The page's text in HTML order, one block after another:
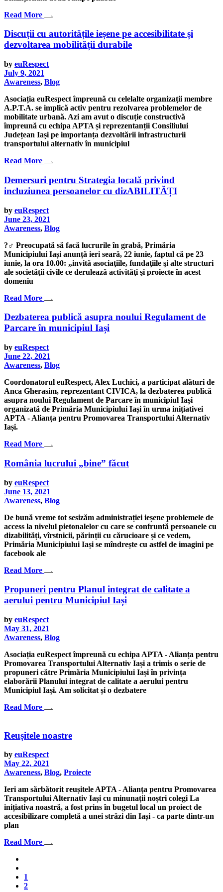
Read More
Discuții cu autoritățile ieșene pe accesibilitate și
dezvoltarea mobilității durabile
by euRespect
July 9, 2021
Awareness, Blog
Asociația euRespect împreună cu celelalte organizații membre
A.P.T.A. se implică activ pentru rezolvarea problemelor de
mobilitate urbană. Azi am avut o discuție constructivă
împreună cu echipa APTA și reprezentanții Consiliului
Județean Iași pe importanța dezvoltării infrastructurii
transportului alternativ în municipiul
Read More
Demersuri pentru Strategia locală privind
incluziunea persoanelor cu dizABILITĂȚI
by euRespect
June 23, 2021
Awareness, Blog
?‍♂️ Preocupată să facă lucrurile în grabă, Primăria
Municipiului Iași anunță ieri seară, 22 iunie, faptul că pe 23
iunie, la ora 10.00: „invită asociaţiile, fundaţiile şi alte structuri
ale societăţii civile ce derulează activităţi şi proiecte în acest
domeniu
Read More
Dezbaterea publică asupra noului Regulament de
Parcare în municipiul Iași
by euRespect
June 22, 2021
Awareness, Blog
Coordonatorul euRespect, Alex Luchici, a participat alături de
Anca Gherasim, reprezentant CIVICA, la dezbaterea publică
asupra noului Regulament de Parcare în municipiul Iași
organizată de Primăria Municipiului Iași în urma inițiativei
APTA - Alianța pentru Promovarea Transportului Alternativ
Iași.
Read More
România lucrului „bine” făcut
by euRespect
June 13, 2021
Awareness, Blog
De bună vreme tot sesizăm administrației ieșene problemele de
access la nivelul pietonalelor cu care se confruntă persoanele cu
dizabilități, vîrstnicii, părinții cu cărucioare și ce vedem,
Primăria Municipiului Iași se mîndrește cu astfel de imagini pe
facebook ale
Read More
Propuneri pentru Planul integrat de calitate a
aerului pentru Municipiul Iași
by euRespect
May 31, 2021
Awareness, Blog
Asociația euRespect împreună cu echipa APTA - Alianța pentru
Promovarea Transportului Alternativ Iași a trimis o serie de
propuneri către Primăria Municipiului Iași în privința
elaborării Planului integrat de calitate a aerului pentru
Municipiul Iași. Am solicitat și o dezbatere
Read More
Reușitele noastre
by euRespect
May 22, 2021
Awareness, Blog, Proiecte
Ieri am sărbătorit reușitele APTA - Alianța pentru Promovarea
Transportului Alternativ Iași cu minunații noștri colegi La
inițiativa noastră, a fost prins în bugetul local un proiect de
accesibilizare completă a unei străzi din Iași - ca parte dintr-un
plan
Read More
1
2